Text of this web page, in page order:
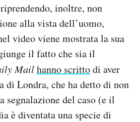
inoltre, non
alla vista dell’uomo,
video viene mostrata la sua
il fatto che sia il
Mailhanno scrittodi aver
di Londra, che ha detto di non
segnalazione del caso (e il
è diventata una specie di